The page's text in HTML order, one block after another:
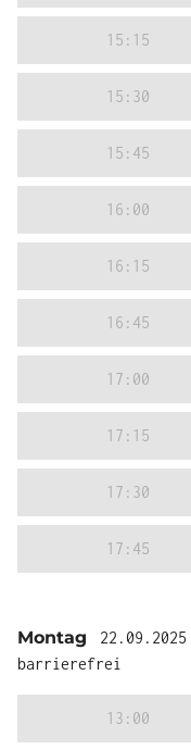
15:15
15:30
15:45
16:00
16:15
16:45
17:00
17:15
17:30
17:45
Montag 22.09.2025
barrierefrei
13:00